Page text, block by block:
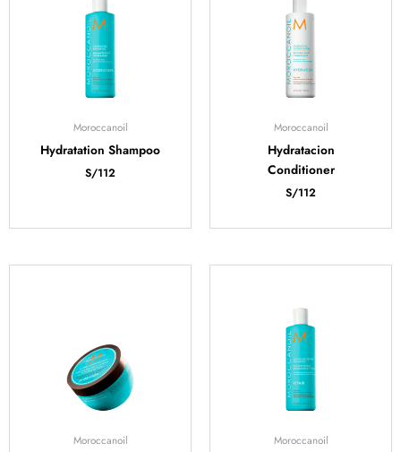
Moroccanoil
Hydratation Shampoo
S/112
Moroccanoil
Hydratacion
Conditioner
S/112
Moroccanoil Moroccanoil